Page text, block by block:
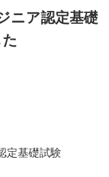
ニア認定基礎
定基礎試験